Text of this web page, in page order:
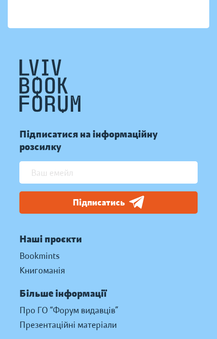
Підписатися на інформаційну
розсилку
Підписатись
Наші проєкти
Bookmints
Книгоманія
Більше інформації
Про ГО “Форум видавців”
Презентаційні матеріали